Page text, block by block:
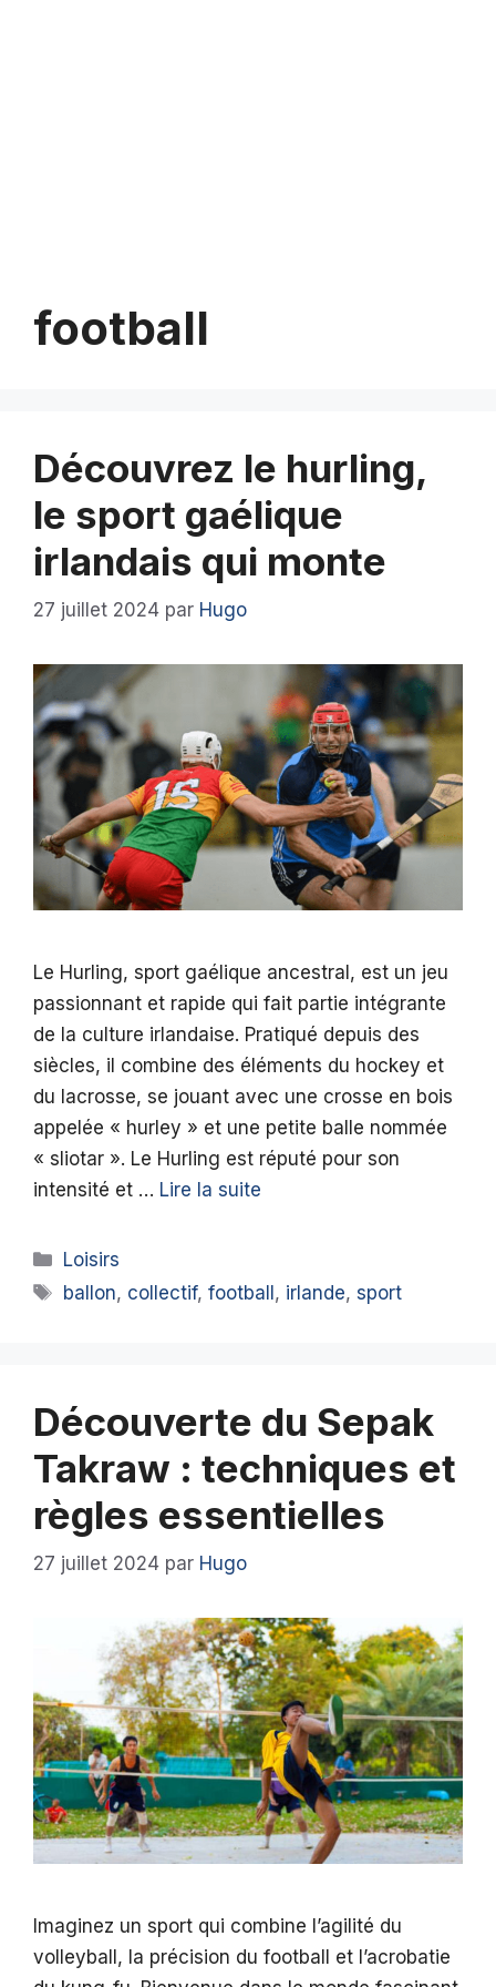
football
Découvrez le hurling,
le sport gaélique
irlandais qui monte
27 juillet 2024 par Hugo
Le Hurling, sport gaélique ancestral, est un jeu
passionnant et rapide qui fait partie intégrante
de la culture irlandaise. Pratiqué depuis des
siècles, il combine des éléments du hockey et
du lacrosse, se jouant avec une crosse en bois
appelée « hurley » et une petite balle nommée
« sliotar ». Le Hurling est réputé pour son
intensité et … Lire la suite
Catégories
Loisirs
Étiquettes
ballon, collectif,football, irlande,sport
Découverte du Sepak
Takraw : techniques et
règles essentielles
27 juillet 2024 par Hugo
Imaginez un sport qui combine l’agilité du
volleyball, la précision du football et l’acrobatie